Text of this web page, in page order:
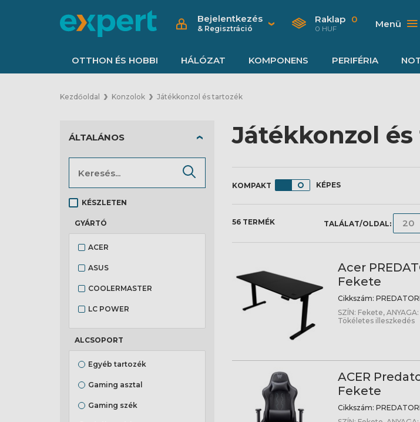
Bejelentkezés
& Regisztráció
Raklap 0
0 HUF Menü
OTTHON ÉS HOBBI HÁLÓZAT KOMPONENS PERIFÉRIA
Kezdőoldal Konzolok Játékkonzol és tartozék
Játékkonzol
KÉPES
56 TERMÉK TALÁLAT/OLDAL:
Acer
Fekete
Cikkszám:
SZÍN: Fekete,
Tökéletes illeszkedés
ACER
Fekete
Cikkszám:
ÁLTALÁNOS
KÉSZLETEN
GYÁRTÓ
ACER
ASUS
COOLERMASTER
LC POWER
LENOVO
LOGITECH
MARVO
MONKA
ALCSOPORT
Egyéb tartozék
Gaming asztal
Gaming szék